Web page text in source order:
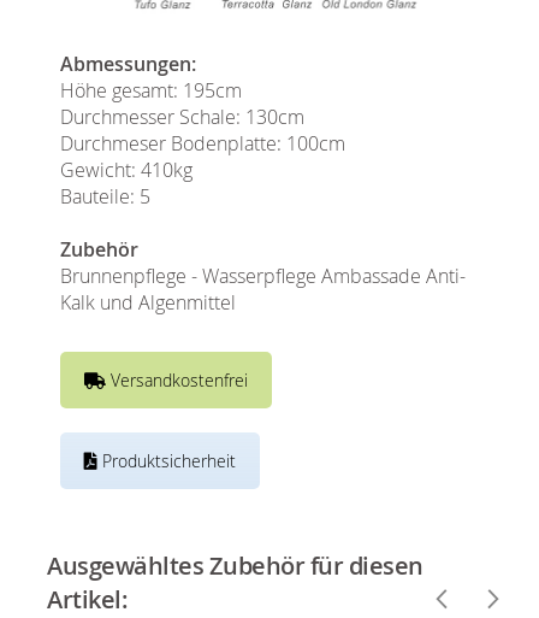
Abmessungen:
Höhe gesamt: 195cm
Durchmesser Schale: 130cm
Durchmeser Bodenplatte: 100cm
Gewicht: 410kg
Bauteile: 5
Zubehör
Brunnenpflege - Wasserpflege Ambassade Anti-
Kalk und Algenmittel
Versandkostenfrei
Produktsicherheit
Ausgewähltes Zubehör für diesen
Artikel: